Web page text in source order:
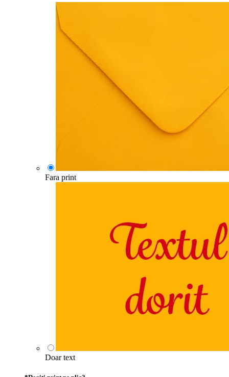
Fara print
Doar text